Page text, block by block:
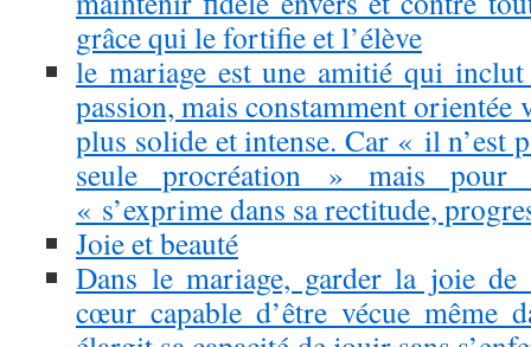
grâce qui le fortifie et l’élève
le mariage est une amitié qui
passion, mais constamment
plus solide et intense. Car « il n’est
seule procréation » mais pour
« s’exprime dans sa rectitude,
Joie et beauté
Dans le mariage, garder la joie de
cœur capable d’être vécue même